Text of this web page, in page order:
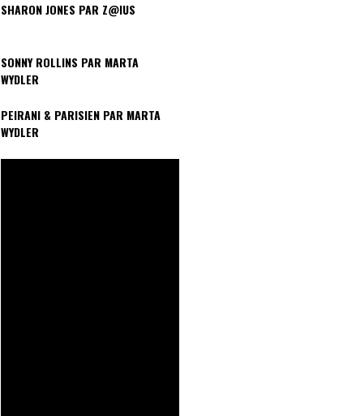
SHARON JONES PAR Z@IUS
SONNY ROLLINS PAR MARTA
WYDLER
PEIRANI & PARISIEN PAR MARTA
WYDLER